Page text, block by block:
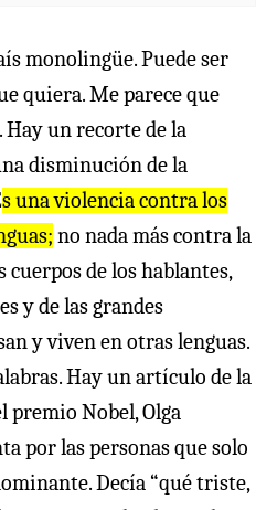
monolingüe. Puede ser
quiera. Me parece que
un recorte de la
disminución de la
s una violencia contra los
no nada más contra la
de los hablantes,
y de las grandes
y viven en otras lenguas.
Hay un artículo de la
premio Nobel, Olga
por las personas que solo
Decía “qué triste,